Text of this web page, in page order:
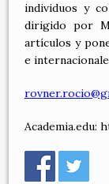
individuos y
dirigido por
artículos y
e
rovner.rocio@g
Academia.edu: